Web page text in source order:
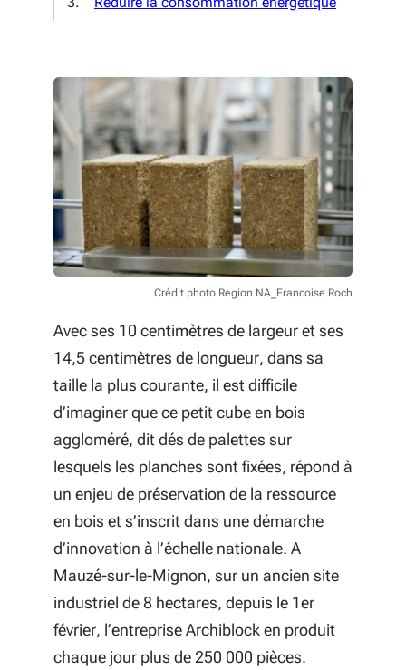
Crédit photo Region NA_Francoise Roch
Avec ses 10 centimètres de largeur et ses
14,5 centimètres de longueur, dans sa
taille la plus courante, il est difficile
d’imaginer que ce petit cube en bois
aggloméré, dit dés de palettes sur
lesquels les planches sont fixées, répond à
un enjeu de préservation de la ressource
en bois et s’inscrit dans une démarche
d’innovation à l’échelle nationale. A
Mauzé-sur-le-Mignon, sur un ancien site
industriel de 8 hectares, depuis le 1er
février, l’entreprise Archiblock en produit
chaque jour plus de 250 000 pièces.